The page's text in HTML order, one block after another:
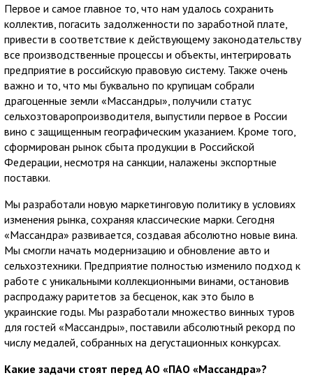
Первое и самое главное то, что нам удалось сохранить
коллектив, погасить задолженности по заработной плате,
привести в соответствие к действующему законодательству
все производственные процессы и объекты, интегрировать
предприятие в российскую правовую систему. Также очень
важно и то, что мы буквально по крупицам собрали
драгоценные земли «Массандры», получили статус
сельхозтоваропроизводителя, выпустили первое в России
вино с защищенным географическим указанием. Кроме того,
сформирован рынок сбыта продукции в Российской
Федерации, несмотря на санкции, налажены экспортные
поставки.
Мы разработали новую маркетинговую политику в условиях
изменения рынка, сохраняя классические марки. Сегодня
«Массандра» развивается, создавая абсолютно новые вина.
Мы смогли начать модернизацию и обновление авто и
сельхозтехники. Предприятие полностью изменило подход к
работе с уникальными коллекционными винами, остановив
распродажу раритетов за бесценок, как это было в
украинские годы. Мы разработали множество винных туров
для гостей «Массандры», поставили абсолютный рекорд по
числу медалей, собранных на дегустационных конкурсах.
Какие задачи стоят перед АО «ПАО «Массандра»?